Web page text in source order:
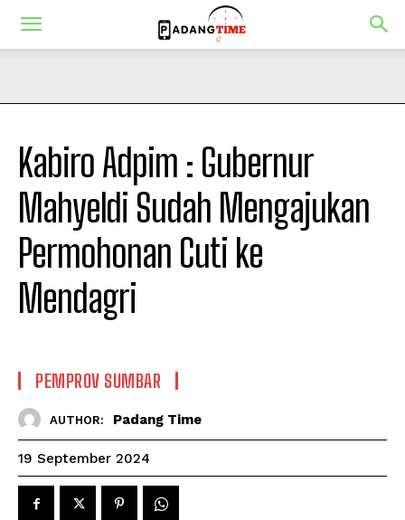
Kabiro Adpim : Gubernur
Mahyeldi Sudah Mengajukan
Permohonan Cuti ke
Mendagri
PEMPROV SUMBAR
AUTHOR: Padang Time
19 September 2024